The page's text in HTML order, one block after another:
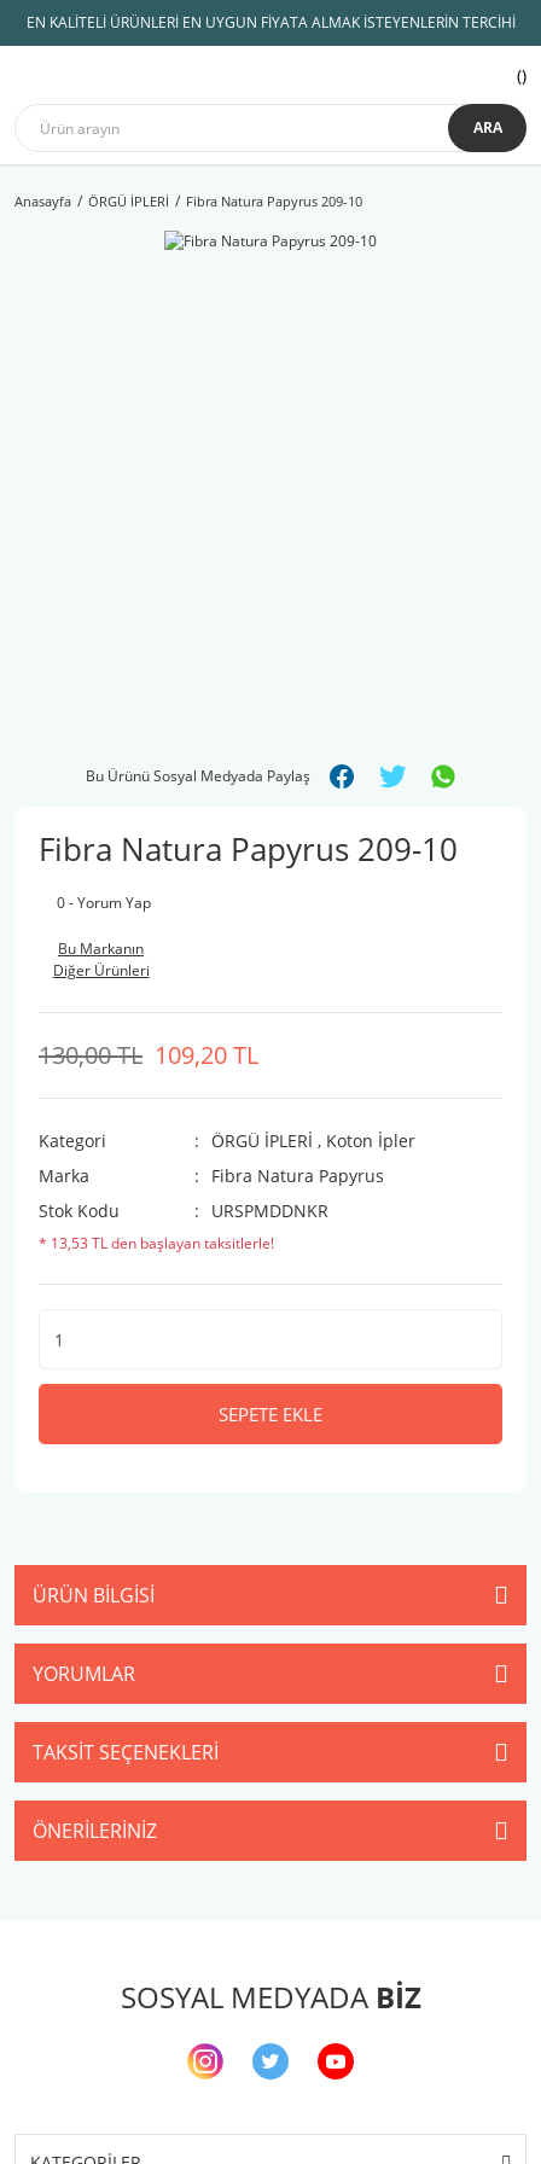
EN KALİTELİ ÜRÜNLERİ EN UYGUN FİYATA ALMAK İSTEYENLERİN TERCİHİ
ARA
Anasayfa ÖRGÜ İPLERİ Fibra Natura Papyrus 209-10
Bu Ürünü Sosyal Medyada Paylaş
Fibra Natura Papyrus 209-10
0 - Yorum Yap
Bu Markanın
Diğer Ürünleri
109,20 TL
130,00 TL
Kategori ÖRGÜ İPLERİ , Koton İpler
Marka
Fibra Natura Papyrus
Stok Kodu
URSPMDDNKR
* 13,53 TL den başlayan taksitlerle!
SEPETE EKLE
ÜRÜN BILGISI
YORUMLAR
TAKSIT SEÇENEKLERI
ÖNERILERINIZ
SOSYAL MEDYADA BİZ